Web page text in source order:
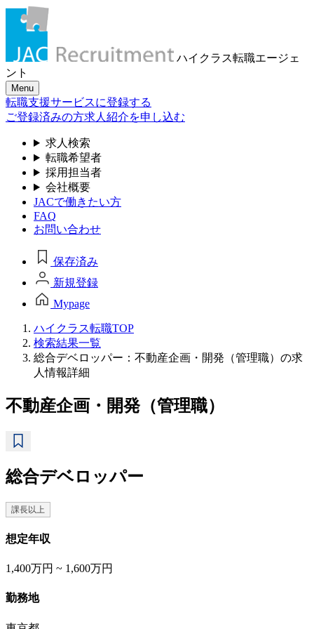
ハイクラス転職エージェ
ント
Menu
転職支援サービスに登録する
ご登録済みの方求人紹介を申し込む
求人検索
転職希望者
採用担当者
会社概要
JACで働きたい方
FAQ
お問い合わせ
保存済み
新規登録
Mypage
ハイクラス転職TOP
検索結果一覧
総合デベロッパー：不動産企画・開発（管理職）の求
人情報詳細
不動産企画・開発（管理職）
総合デベロッパー
課長以上
想定年収
1,400万円 ~ 1,600万円
勤務地